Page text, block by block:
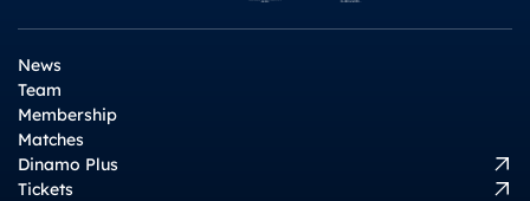
News
Team
Membership
Matches
Dinamo Plus
Tickets